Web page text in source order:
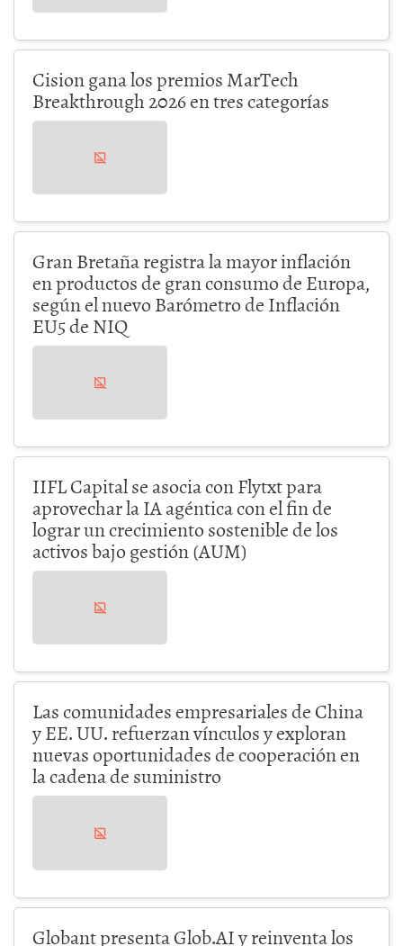
Cision gana los premios MarTech
Breakthrough 2026 en tres categorías
Gran Bretaña registra la mayor inflación
en productos de gran consumo de Europa,
según el nuevo Barómetro de Inflación
EU5 de NIQ
IIFL Capital se asocia con Flytxt para
aprovechar la IA agéntica con el fin de
lograr un crecimiento sostenible de los
activos bajo gestión (AUM)
Las comunidades empresariales de China
y EE. UU. refuerzan vínculos y exploran
nuevas oportunidades de cooperación en
la cadena de suministro
Globant presenta Glob.AI y reinventa los